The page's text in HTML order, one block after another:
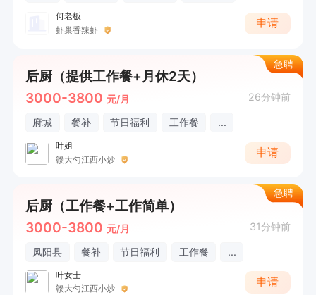
何老板
虾巢香辣虾
申请
急聘
后厨（提供工作餐+月休2天）
3000-3800 元/月 26分钟前
府城 餐补 节日福利 工作餐 ...
叶姐
赣大勺江西小炒
申请
急聘
后厨（工作餐+工作简单）
3000-3800 元/月 31分钟前
凤阳县 餐补 节日福利 工作餐 ...
叶女士
赣大勺江西小炒
申请